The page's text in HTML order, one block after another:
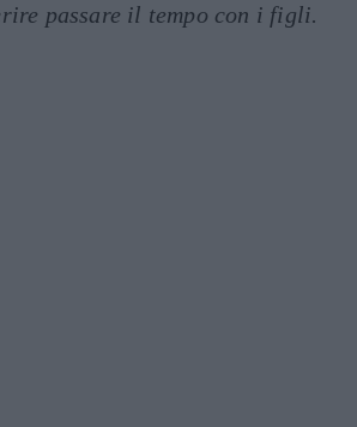
passare il tempo con i figli.